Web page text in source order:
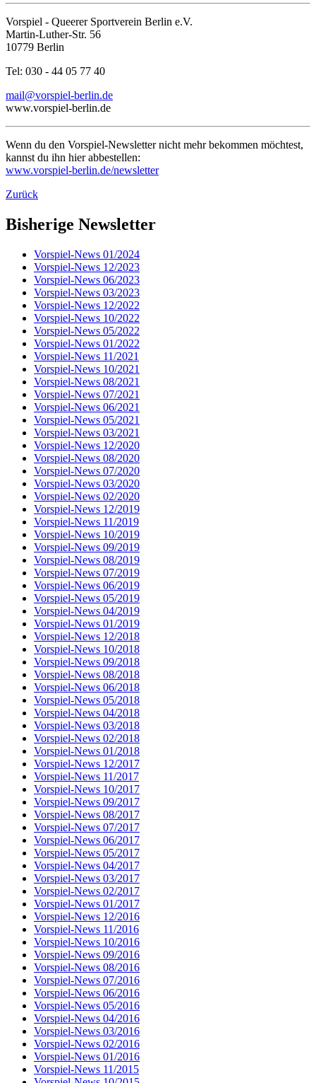
Vorspiel - Queerer Sportverein Berlin e.V.
Martin-Luther-Str. 56
10779 Berlin
Tel: 030 - 44 05 77 40
mail@vorspiel-berlin.de
www.vorspiel-berlin.de
Wenn du den Vorspiel-Newsletter nicht mehr bekommen möchtest,
kannst du ihn hier abbestellen:
www.vorspiel-berlin.de/newsletter
Zurück
Bisherige Newsletter
Vorspiel-News 01/2024
Vorspiel-News 12/2023
Vorspiel-News 06/2023
Vorspiel-News 03/2023
Vorspiel-News 12/2022
Vorspiel-News 10/2022
Vorspiel-News 05/2022
Vorspiel-News 01/2022
Vorspiel-News 11/2021
Vorspiel-News 10/2021
Vorspiel-News 08/2021
Vorspiel-News 07/2021
Vorspiel-News 06/2021
Vorspiel-News 05/2021
Vorspiel-News 03/2021
Vorspiel-News 12/2020
Vorspiel-News 08/2020
Vorspiel-News 07/2020
Vorspiel-News 03/2020
Vorspiel-News 02/2020
Vorspiel-News 12/2019
Vorspiel-News 11/2019
Vorspiel-News 10/2019
Vorspiel-News 09/2019
Vorspiel-News 08/2019
Vorspiel-News 07/2019
Vorspiel-News 06/2019
Vorspiel-News 05/2019
Vorspiel-News 04/2019
Vorspiel-News 01/2019
Vorspiel-News 12/2018
Vorspiel-News 10/2018
Vorspiel-News 09/2018
Vorspiel-News 08/2018
Vorspiel-News 06/2018
Vorspiel-News 05/2018
Vorspiel-News 04/2018
Vorspiel-News 03/2018
Vorspiel-News 02/2018
Vorspiel-News 01/2018
Vorspiel-News 12/2017
Vorspiel-News 11/2017
Vorspiel-News 10/2017
Vorspiel-News 09/2017
Vorspiel-News 08/2017
Vorspiel-News 07/2017
Vorspiel-News 06/2017
Vorspiel-News 05/2017
Vorspiel-News 04/2017
Vorspiel-News 03/2017
Vorspiel-News 02/2017
Vorspiel-News 01/2017
Vorspiel-News 12/2016
Vorspiel-News 11/2016
Vorspiel-News 10/2016
Vorspiel-News 09/2016
Vorspiel-News 08/2016
Vorspiel-News 07/2016
Vorspiel-News 06/2016
Vorspiel-News 05/2016
Vorspiel-News 04/2016
Vorspiel-News 03/2016
Vorspiel-News 02/2016
Vorspiel-News 01/2016
Vorspiel-News 11/2015